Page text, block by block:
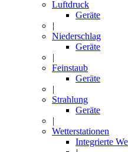
Luftdruck
Geräte
|
Niederschlag
Geräte
|
Feinstaub
Geräte
|
Strahlung
Geräte
|
Wetterstationen
Integrierte